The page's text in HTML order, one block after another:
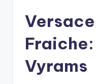
Versace
Vyrams